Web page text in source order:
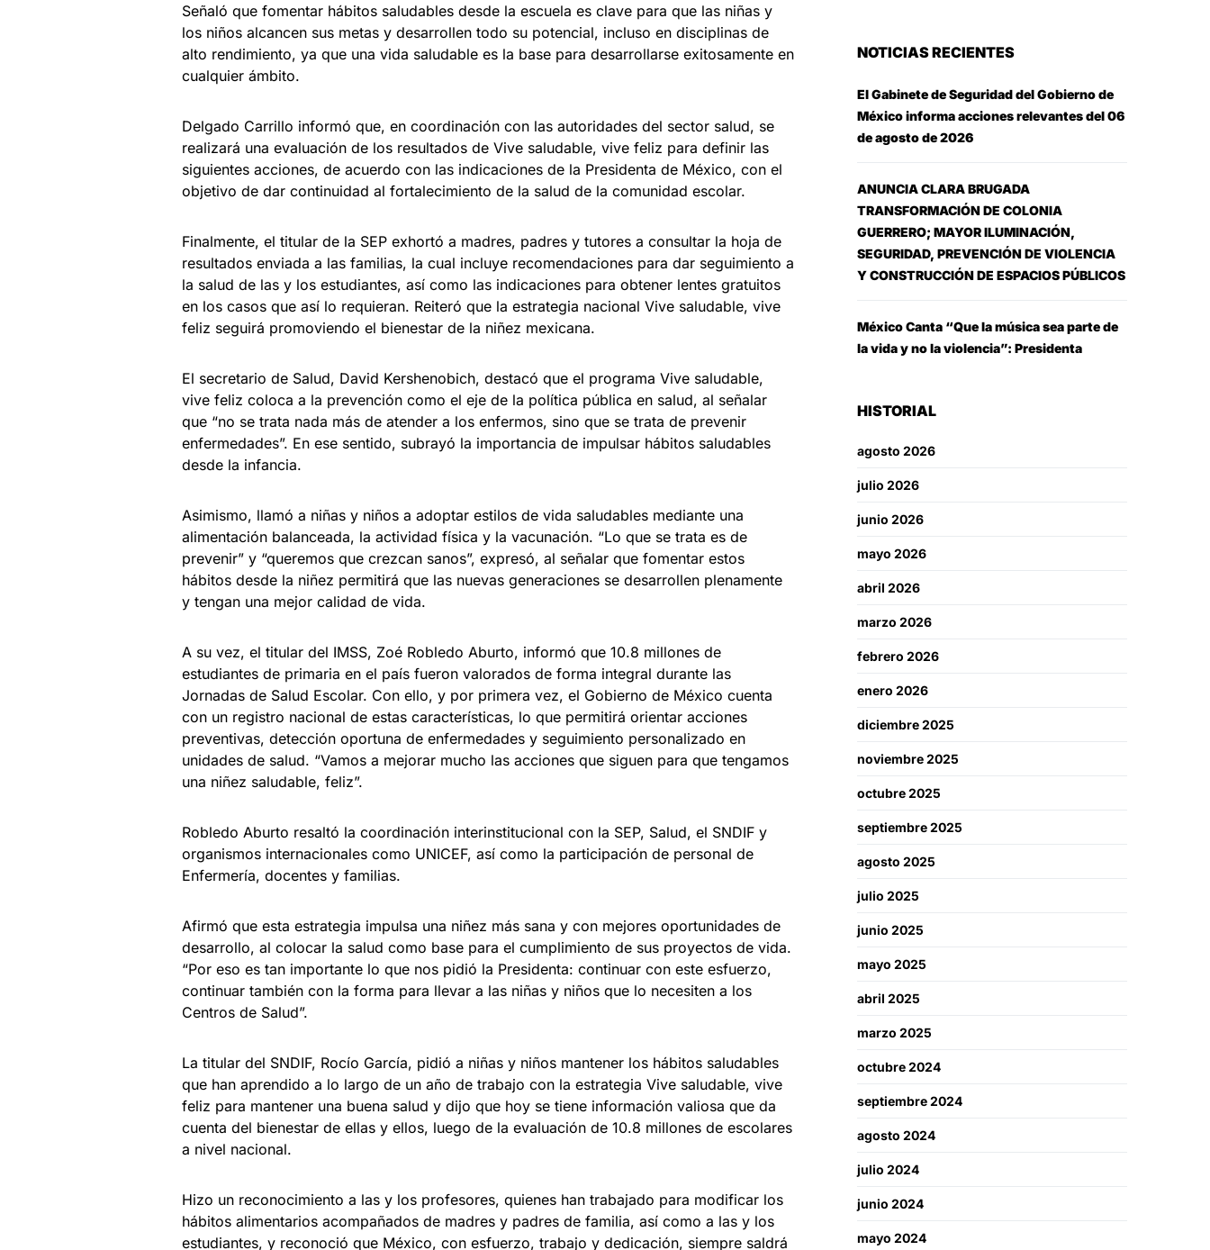
Señaló que fomentar hábitos saludables desde la escuela es clave para que las niñas y
los niños alcancen sus metas y desarrollen todo su potencial, incluso en disciplinas de
alto rendimiento, ya que una vida saludable es la base para desarrollarse exitosamente en
cualquier ámbito.
Delgado Carrillo informó que, en coordinación con las autoridades del sector salud, se
realizará una evaluación de los resultados de Vive saludable, vive feliz para definir las
siguientes acciones, de acuerdo con las indicaciones de la Presidenta de México, con el
objetivo de dar continuidad al fortalecimiento de la salud de la comunidad escolar.
Finalmente, el titular de la SEP exhortó a madres, padres y tutores a consultar la hoja de
resultados enviada a las familias, la cual incluye recomendaciones para dar seguimiento a
la salud de las y los estudiantes, así como las indicaciones para obtener lentes gratuitos
en los casos que así lo requieran. Reiteró que la estrategia nacional Vive saludable, vive
feliz seguirá promoviendo el bienestar de la niñez mexicana.
El secretario de Salud, David Kershenobich, destacó que el programa Vive saludable,
vive feliz coloca a la prevención como el eje de la política pública en salud, al señalar
que “no se trata nada más de atender a los enfermos, sino que se trata de prevenir
enfermedades”. En ese sentido, subrayó la importancia de impulsar hábitos saludables
desde la infancia.
Asimismo, llamó a niñas y niños a adoptar estilos de vida saludables mediante una
alimentación balanceada, la actividad física y la vacunación. “Lo que se trata es de
prevenir” y “queremos que crezcan sanos”, expresó, al señalar que fomentar estos
hábitos desde la niñez permitirá que las nuevas generaciones se desarrollen plenamente
y tengan una mejor calidad de vida.
A su vez, el titular del IMSS, Zoé Robledo Aburto, informó que 10.8 millones de
estudiantes de primaria en el país fueron valorados de forma integral durante las
Jornadas de Salud Escolar. Con ello, y por primera vez, el Gobierno de México cuenta
con un registro nacional de estas características, lo que permitirá orientar acciones
preventivas, detección oportuna de enfermedades y seguimiento personalizado en
unidades de salud. “Vamos a mejorar mucho las acciones que siguen para que tengamos
una niñez saludable, feliz”.
Robledo Aburto resaltó la coordinación interinstitucional con la SEP, Salud, el SNDIF y
organismos internacionales como UNICEF, así como la participación de personal de
Enfermería, docentes y familias.
Afirmó que esta estrategia impulsa una niñez más sana y con mejores oportunidades de
desarrollo, al colocar la salud como base para el cumplimiento de sus proyectos de vida.
“Por eso es tan importante lo que nos pidió la Presidenta: continuar con este esfuerzo,
continuar también con la forma para llevar a las niñas y niños que lo necesiten a los
Centros de Salud”.
La titular del SNDIF, Rocío García, pidió a niñas y niños mantener los hábitos saludables
que han aprendido a lo largo de un año de trabajo con la estrategia Vive saludable, vive
feliz para mantener una buena salud y dijo que hoy se tiene información valiosa que da
cuenta del bienestar de ellas y ellos, luego de la evaluación de 10.8 millones de escolares
a nivel nacional.
Hizo un reconocimiento a las y los profesores, quienes han trabajado para modificar los
hábitos alimentarios acompañados de madres y padres de familia, así como a las y los
estudiantes, y reconoció que México, con esfuerzo, trabajo y dedicación, siempre saldrá
NOTICIAS RECIENTES
El Gabinete de Seguridad del Gobierno de
México informa acciones relevantes del 06
de agosto de 2026
ANUNCIA CLARA BRUGADA
TRANSFORMACIÓN DE COLONIA
GUERRERO; MAYOR ILUMINACIÓN,
SEGURIDAD, PREVENCIÓN DE VIOLENCIA
Y CONSTRUCCIÓN DE ESPACIOS PÚBLICOS
México Canta “Que la música sea parte de
la vida y no la violencia”: Presidenta
HISTORIAL
agosto 2026
julio 2026
junio 2026
mayo 2026
abril 2026
marzo 2026
febrero 2026
enero 2026
diciembre 2025
noviembre 2025
octubre 2025
septiembre 2025
agosto 2025
julio 2025
junio 2025
mayo 2025
abril 2025
marzo 2025
octubre 2024
septiembre 2024
agosto 2024
julio 2024
junio 2024
mayo 2024